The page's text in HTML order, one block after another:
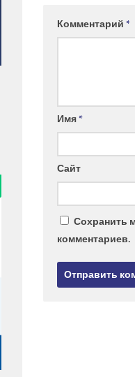
Комментарий *
Имя*
Сайт
Сохранить
комментариев.